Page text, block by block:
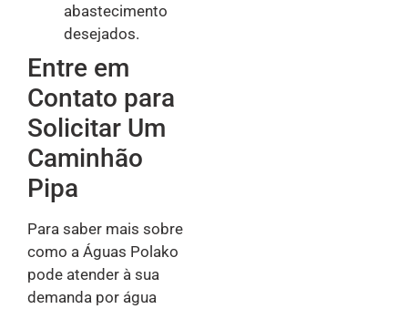
abastecimento
desejados.
Entre em
Contato para
Solicitar Um
Caminhão
Pipa
Para saber mais sobre
como a Águas Polako
pode atender à sua
demanda por água